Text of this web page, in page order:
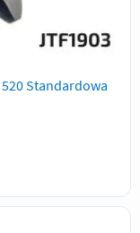
Standardowa